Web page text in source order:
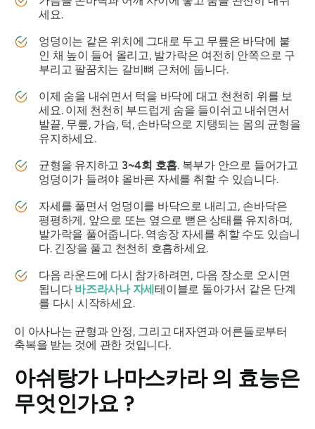
세요.
엉덩이는 같은 위치에 그대로 두고 무릎은 바닥에 붙
인 채 높이 들어 올리고, 발가락은 여전히 ​​안쪽으로 구
부리고 팔꿈치는 갈비뼈 근처에 둡니다.
이제 숨을 내쉬면서 턱을 바닥에 대고 천천히 위를 보
세요. 이제 천천히 부드럽게 숨을 들이쉬고 내쉬면서
발끝, 무릎, 가슴, 턱, 손바닥으로 지탱되는 몸의 균형을
유지하세요.
균형을 유지하고 3~4회 호흡. 복부가 안으로 들어가고
엉덩이가 들려야 올바른 자세를 취할 수 있습니다.
자세를 풀면서 엉덩이를 바닥으로 내리고, 손바닥은
평평하게, 앞으로 또는 옆으로 뻗은 상태를 유지하며,
발가락을 풀어줍니다. 역송장 자세를 취할 수도 있습니
다. 긴장을 풀고 천천히 호흡하세요.
다음 라운드에 다시 참가하려면, 다음 장소로 오시면
됩니다 바즈라사나 자세테이블로 돌아가서 같은 단계
를 다시 시작하세요.
이 아사나는 균형과 안정, 그리고 대자연과 어른들로부터
축복을 받는 것에 관한 것입니다.
아쉬탕가 나마스카라의 효능은
무엇인가요 ?